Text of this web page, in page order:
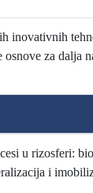
inovativnih
za dalja
u rizosferi:
i